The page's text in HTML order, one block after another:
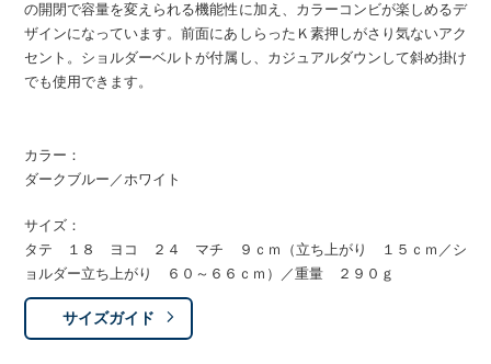
の開閉で容量を変えられる機能性に加え、カラーコンビが楽しめるデ
ザインになっています。前面にあしらったＫ素押しがさり気ないアク
セント。ショルダーベルトが付属し、カジュアルダウンして斜め掛け
でも使用できます。
カラー：
ダークブルー／ホワイト
サイズ：
タテ １８ ヨコ ２４ マチ ９ｃｍ（立ち上がり １５ｃｍ／シ
ョルダー立ち上がり ６０～６６ｃｍ）／重量 ２９０ｇ
サイズガイド